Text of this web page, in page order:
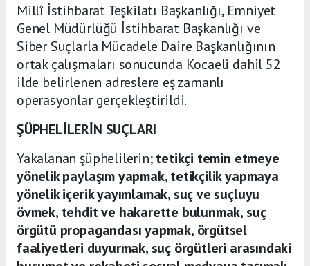
Millî İstihbarat Teşkilatı Başkanlığı, Emniyet
Genel Müdürlüğü İstihbarat Başkanlığı ve
Siber Suçlarla Mücadele Daire Başkanlığının
ortak çalışmaları sonucunda Kocaeli dahil 52
ilde belirlenen adreslere eş zamanlı
operasyonlar gerçekleştirildi.
ŞÜPHELİLERİN SUÇLARI
Yakalanan şüphelilerin;tetikçi temin etmeye
yönelik paylaşım yapmak, tetikçilik yapmaya
yönelik içerik yayımlamak, suç ve suçluyu
övmek, tehdit ve hakarette bulunmak, suç
örgütü propagandası yapmak, örgütsel
faaliyetleri duyurmak, suç örgütleri arasındaki